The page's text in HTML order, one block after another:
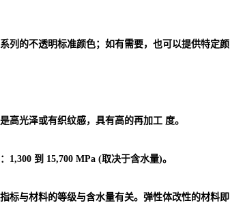
列的不透明标准颜色；如有需要，也可以提供特定颜
高光泽或有织纹感，具有高的再加工 度。
到 15,700 MPa (取决于含水量)。
标与材料的等级与含水量有关。弹性体改性的材料即